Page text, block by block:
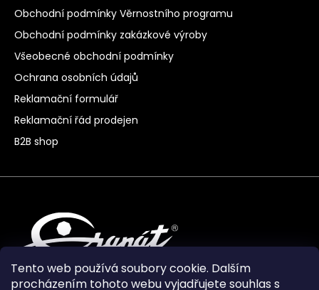
Tento web používá soubory cookie. Dalším
procházením tohoto webu vyjadřujete souhlas s
Obchodní podmínky Věrnostního programu
Obchodní podmínky zakázkové výroby
Všeobecné obchodní podmínky
Ochrana osobních údajů
Reklamační formulář
Reklamační řád prodejen
B2B shop